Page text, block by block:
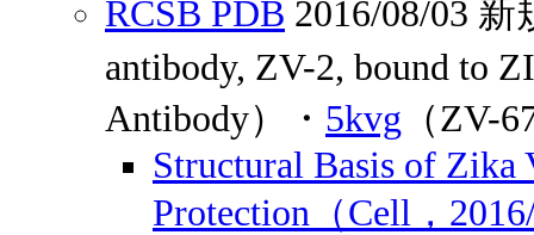
RCSB PDB 2016/08/03
antibody, ZV-2, bound
Antibody）・ 5kvg （ZV-
Structural Basis of
Protection（Cell，